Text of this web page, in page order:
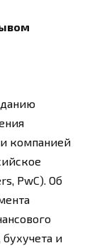
компанией
PwC). Об
и